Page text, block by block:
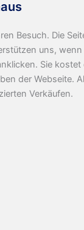
Besuch. Die
uns,
Sie
der Webseite.
Verkäufen.